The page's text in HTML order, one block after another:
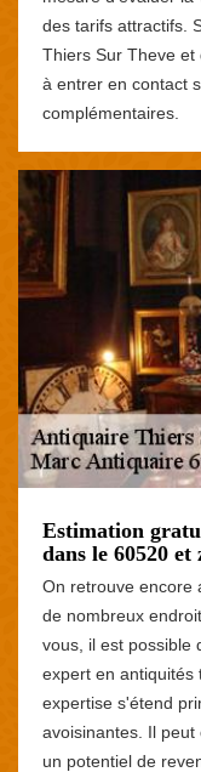
des tarifs attractifs.
Thiers Sur Theve et
à entrer en contact
complémentaires.
Estimation
dans le 60520 et
On retrouve encore
de nombreux
vous, il est possible
expert en antiquités
expertise s'étend
avoisinantes. Il
un potentiel de